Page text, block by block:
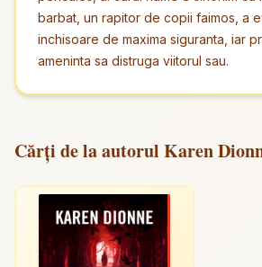
barbat, un rapitor de copii faimos, a
inchisoare de maxima siguranta, iar
ameninta sa distruga viitorul sau.
Cărți de la autorul Karen